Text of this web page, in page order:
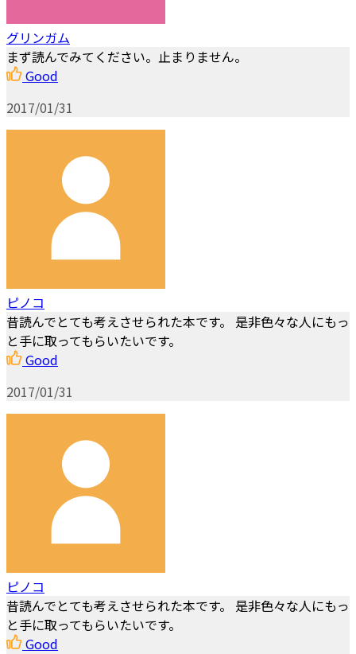
グリンガム
まず読んでみてください。止まりません。
Good
2017/01/31
ピノコ
昔読んでとても考えさせられた本です。 是非色々な人にもっ
と手に取ってもらいたいです。
Good
2017/01/31
ピノコ
昔読んでとても考えさせられた本です。 是非色々な人にもっ
と手に取ってもらいたいです。
Good